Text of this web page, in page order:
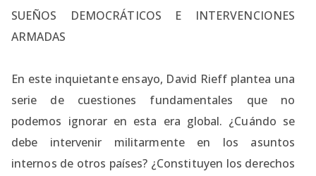
SUEÑOS DEMOCRÁTICOS E INTERVENCIONES
ARMADAS
En este inquietante ensayo, David Rieff plantea una
serie de cuestiones fundamentales que no
podemos ignorar en esta era global. ¿Cuándo se
debe intervenir militarmente en los asuntos
internos de otros países? ¿Constituyen los derechos